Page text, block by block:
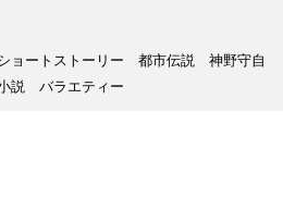
ョートストーリー 都市伝説 神野守自
説 バラエティー